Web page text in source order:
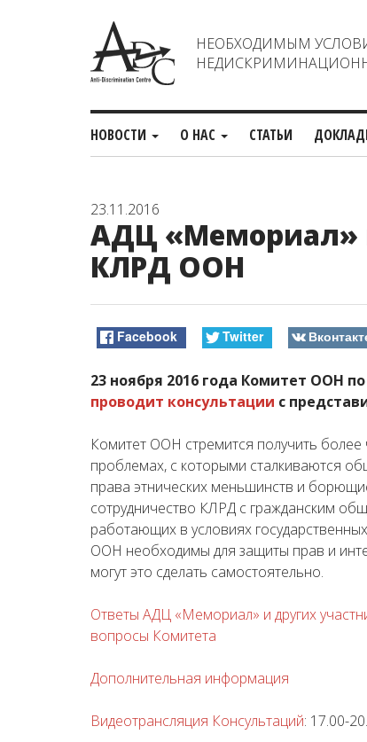
НЕОБХОДИМЫМ
НОВОСТИ О НАС СТАТЬИ
23.11.2016
АДЦ «Мемориал»
КЛРД ООН
Facebook Twitter
23 ноября 2016 года Комитет ООН
проводит консультации с
Комитет ООН стремится получить более
проблемах, с которыми сталкиваются
права этнических меньшинств и
сотрудничество КЛРД с гражданским
работающих в условиях
ООН необходимы для защиты прав и
могут это сделать самостоятельно.
Ответы АДЦ «Мемориал» и других
вопросы Комитета
Дополнительная информация
Видеотрансляция Консультаций: 17.00-